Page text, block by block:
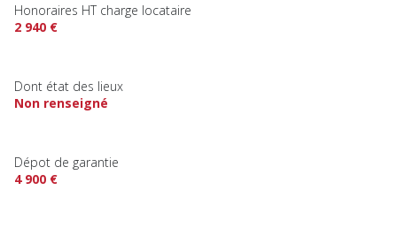
Honoraires HT charge locataire
2 940 €
Dont état des lieux
Non renseigné
Dépot de garantie
4 900 €